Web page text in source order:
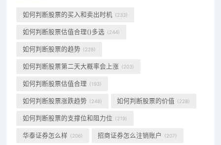
如何判断股票的买入和卖出时机 (233)
如何判断股票估值合理()多选 (244)
如何判断股票的趋势 (228)
如何判断股票第二天大概率会上涨 (203)
如何判断股票估值合理 (193)
如何判断股票涨跌趋势 (248) 如何判断股票的价值 (228)
如何判断股票的支撑位和阻力位 (219)
华泰证券怎么样 (206) 招商证券怎么注销账户 (207)